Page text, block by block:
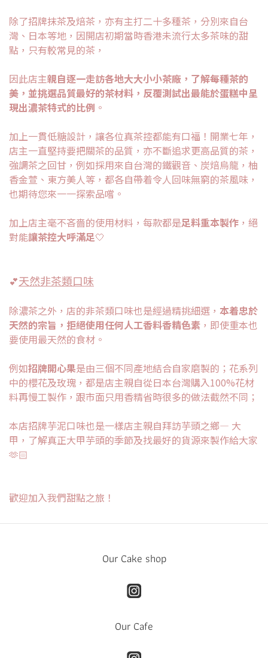
除了招牌抹茶及焙茶，亦有主打二十多種茶，分別來自台
灣、日本等地，因開店初期當時香港未流行太多茶味的甜
點，只有較常見的茶，
因此店主親自逐一走訪各地大大小小茶廠，了解每種茶的
美，並挑選品質最好的茶材料，反覆測試出最能於蛋糕中呈
現出濃茶特式的比例 。
加上一貫低糖設計，讓各位真茶控都能有口福！開業七年，
店主一直堅持要把關茶的品質，亦不斷追求更高品質的茶，
強調茶之回甘，例如採用來自台灣的鐵觀音、炭焙烏龍，柚
香金萱、東方美人等，都各自帶着令人回味無窮的茶風味，
也期待您來一一探索品嚐。
加上店主毫不吝嗇的使用材料，每款都是足料重本製作 ，絕
對能讓茶控大呼滿足🤍
💕天然非茶類口味
除濃茶之外，店的非茶類口味也是經過精挑細選， 本着忠於
天然的宗旨，拒絕使用任何人工香料香精色素 ，即使重本也
要使用最天然的食材。
例如招牌開心果是由三個不同產地結合自家磨製的；花系列
中的櫻花及玫瑰，都是店主親自從日本台灣購入100%花材
料再慢工製作，跟市面只用香精省時很多的做法截然不同；
本店招牌芋泥口味也是一樣店主親自拜訪芋頭之鄉— 大
甲，了解真正大甲芋頭的季節及找最好的貨源來製作給大家
🫶🏻
歡迎加入我們甜點之旅！
Our Cake shop
Our Cafe